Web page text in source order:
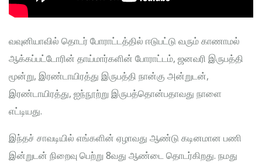
வவுனியாவில் தொடர் போராட்டத்தில் ஈடுபட்டு வரும் காணாமல்
ஆக்கப்பட்டோரின் தாய்மார்களின் போராட்டம், ஜனவரி இருபத்தி
மூன்று, இரண்டாயிரத்து இருபத்தி நான்கு அன்றுடன்,
இரண்டாயிரத்து, ஐந்நூற்று இருபத்தொன்பதாவது நாளை
எட்டியது.
இந்தச் சாவடியில் எங்களின் ஏழாவது ஆண்டு கடினமான பணி
இன்றுடன் நிறைவு பெற்று 8வது ஆண்டை தொடர்கிறது. நமது